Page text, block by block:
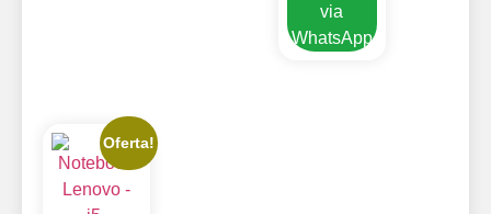
via
WhatsApp
Oferta!